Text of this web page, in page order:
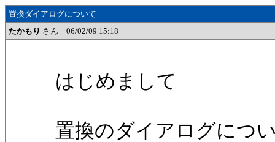
置換ダイアログについて
たかもり さん 06/02/09 15:18
はじめまして
置換のダイアログにつ